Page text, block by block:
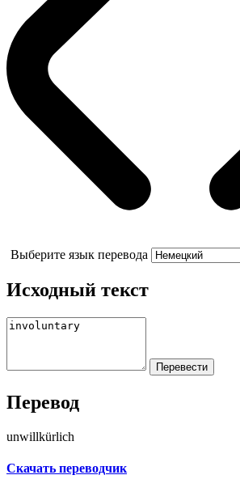
Выберите язык перевода
Исходный текст
Перевод
unwillkürlich
Скачать переводчик